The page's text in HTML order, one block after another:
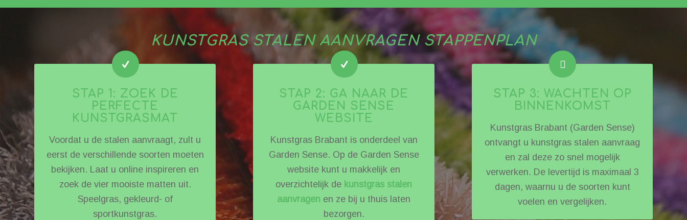
KUNSTGRAS STALEN AANVRAGEN STAPPENPLAN
STAP 1: ZOEK DE
PERFECTE
KUNSTGRASMAT
Voordat u de stalen aanvraagt, zult u
eerst de verschillende soorten moeten
bekijken. Laat u online inspireren en
zoek de vier mooiste matten uit.
Speelgras, gekleurd- of
sportkunstgras.
STAP 2: GA NAAR DE
GARDEN SENSE
WEBSITE
Kunstgras Brabant is onderdeel van
Garden Sense. Op de Garden Sense
website kunt u makkelijk en
overzichtelijk de kunstgras stalen
aanvragen en ze bij u thuis laten
bezorgen.
STAP 3: WACHTEN OP
BINNENKOMST
Kunstgras Brabant (Garden Sense)
ontvangt u kunstgras stalen aanvraag
en zal deze zo snel mogelijk
verwerken. De levertijd is maximaal 3
dagen, waarnu u de soorten kunt
voelen en vergelijken.